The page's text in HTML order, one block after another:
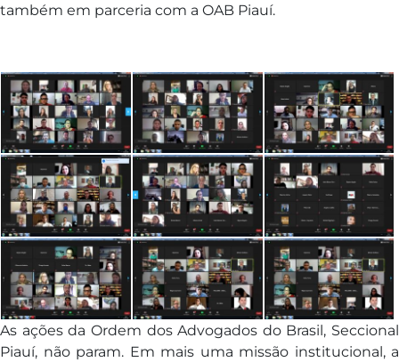
também em parceria com a OAB Piauí.
As ações da Ordem dos Advogados do Brasil, Seccional
Piauí, não param. Em mais uma missão institucional, a